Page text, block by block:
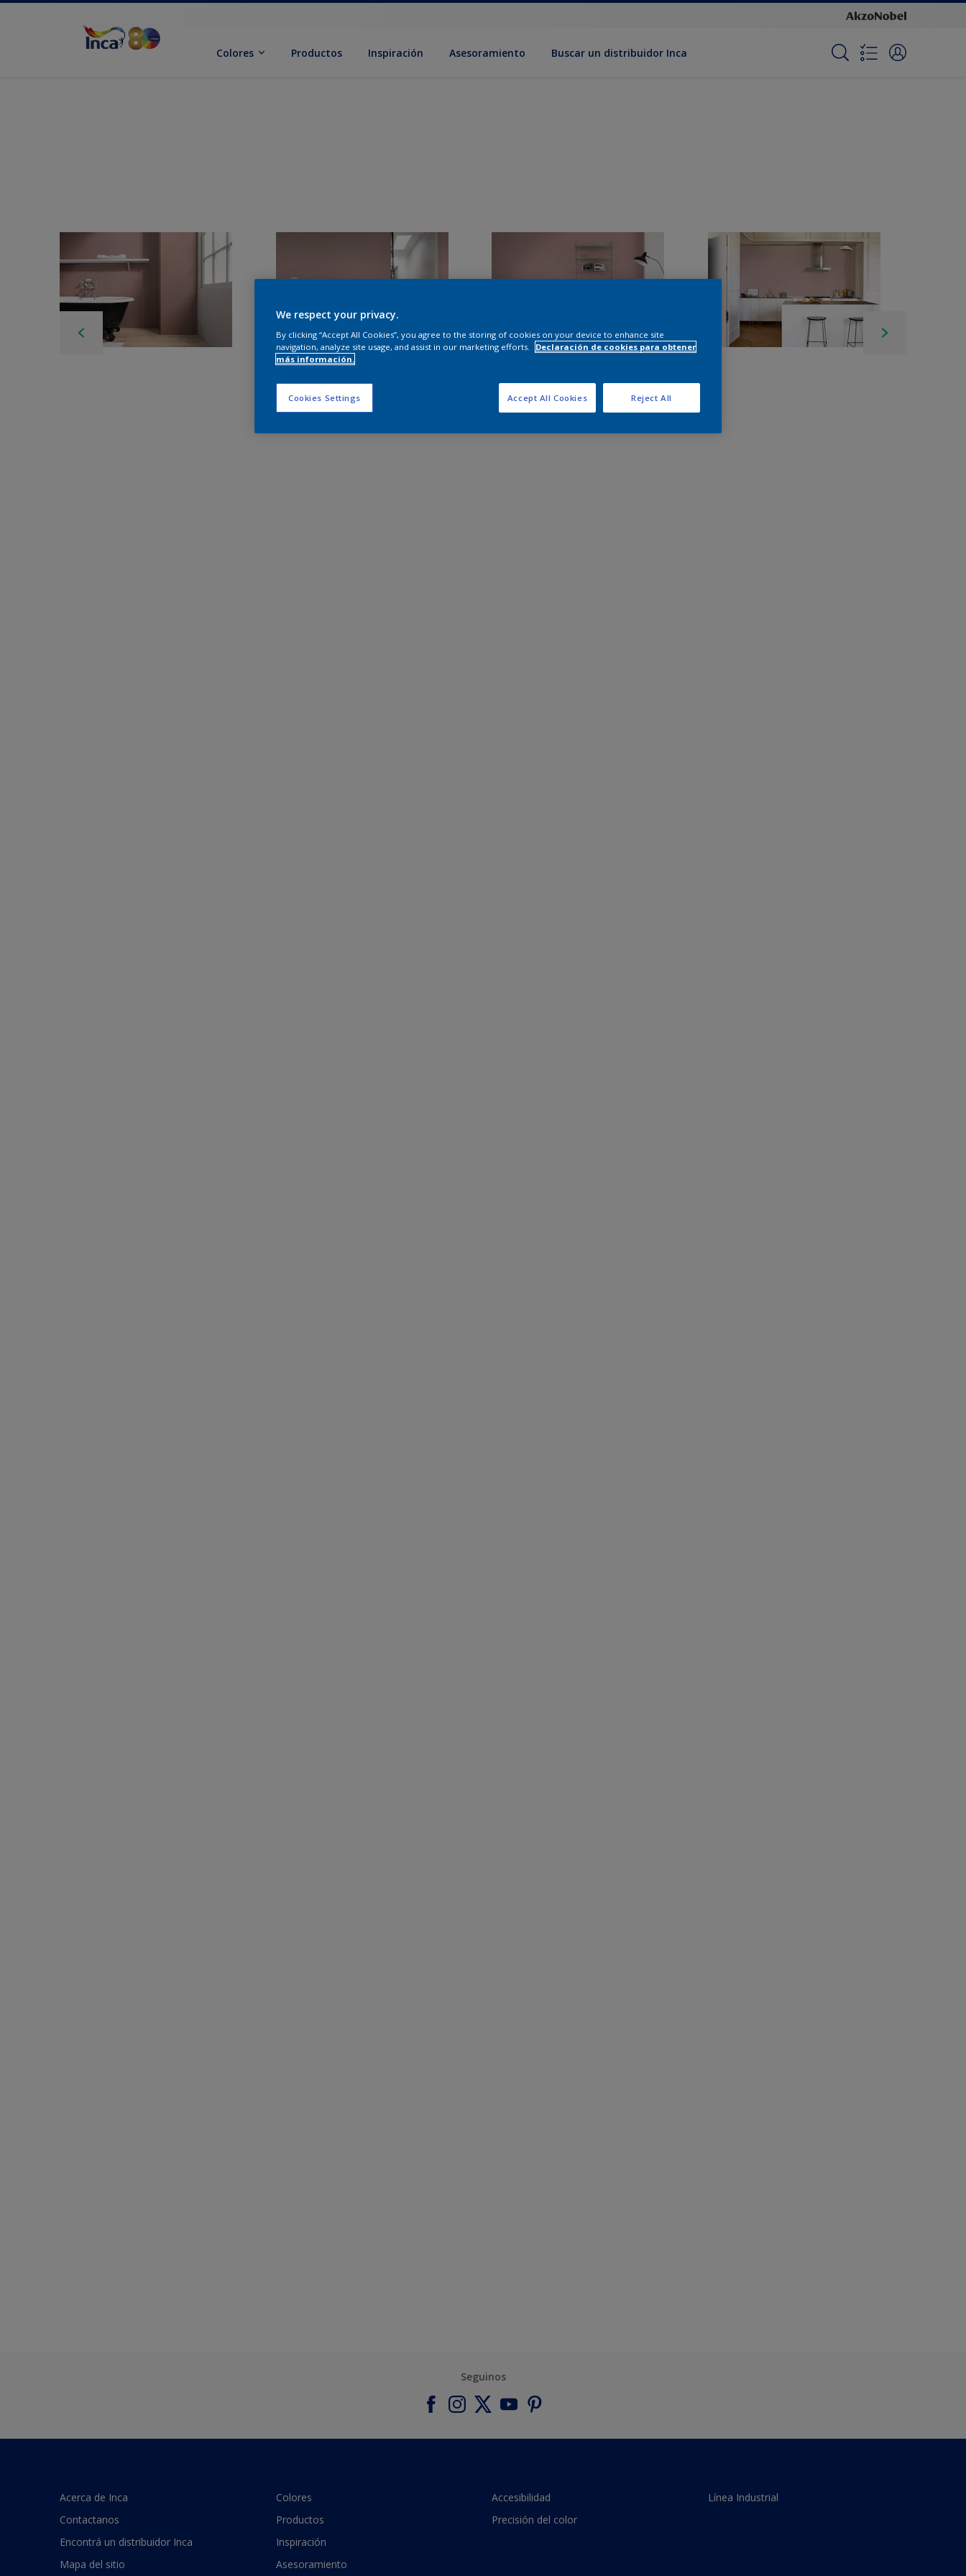
Colores Productos Inspiración Asesoramiento Buscar un distribuidor Inca
Seguinos
Acerca de Inca
Contactanos
Encontrá un distribuidor Inca
Mapa del sitio
Colores
Productos
Inspiración
Asesoramiento
Accesibilidad
Precisión del color
Línea Industrial
We respect your privacy.
By clicking “Accept All Cookies”, you agree to the storing of cookies on your device to enhance site
navigation, analyze site usage, and assist in our marketing efforts.
Declaración de cookies para obtener
más información.
Cookies Settings Reject All
Accept All Cookies